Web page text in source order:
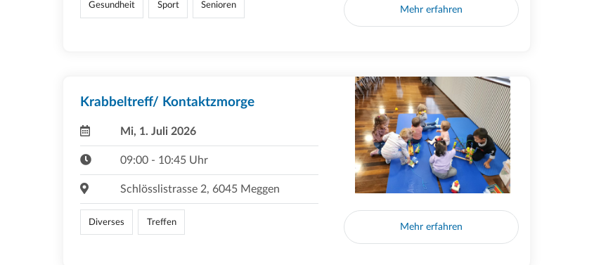
Gesundheit Sport Senioren Mehr erfahren
Krabbeltreff/ Kontaktzmorge
Mi, 1. Juli 2026
09:00 - 10:45 Uhr
Schlösslistrasse 2, 6045 Meggen
Diverses Treffen Mehr erfahren